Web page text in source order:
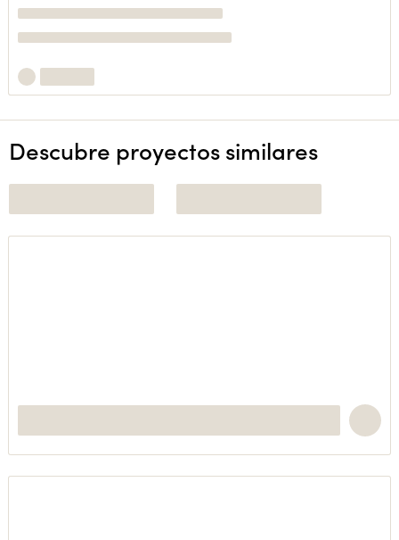
Descubre proyectos similares